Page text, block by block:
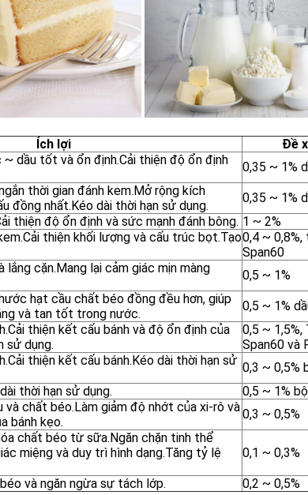
Ích lợi
Đề
dầu tốt và ổn định.Cải thiện độ ổn định
0,35 ~ 1%
thời gian đánh kem.Mở rộng kích
đồng nhất.Kéo dài thời hạn sử dụng.
0,35 ~ 1%
thiện độ ổn định và sức mạnh đánh bông. 1 ~ 2%
thiện khối lượng và cấu trúc bọt.Tạo0,4 ~ 0,8%,
Span60
lắng cặn.Mang lại cảm giác mịn màng
0,5 ~ 1%
hạt cầu chất béo đồng đều hơn, giúp
và tan tốt trong nước.
0,5 ~ 1%
thiện kết cấu bánh và độ ổn định của
sử dụng.
0,5 ~ 1,5%,
Span60 và
thiện kết cấu bánh.Kéo dài thời hạn sử 0,3 ~ 0,5%
thời hạn sử dụng.
0,5 ~ 1%
và chất béo.Làm giảm độ nhớt của xi-rô và
bánh kẹo.
0,3 ~ 0,5%
chất béo từ sữa.Ngăn chặn tinh thể
miệng và duy trì hình dạng.Tăng tỷ lệ
0,1 ~ 0,3%
và ngăn ngừa sự tách lớp. 0,2 ~ 0,5%